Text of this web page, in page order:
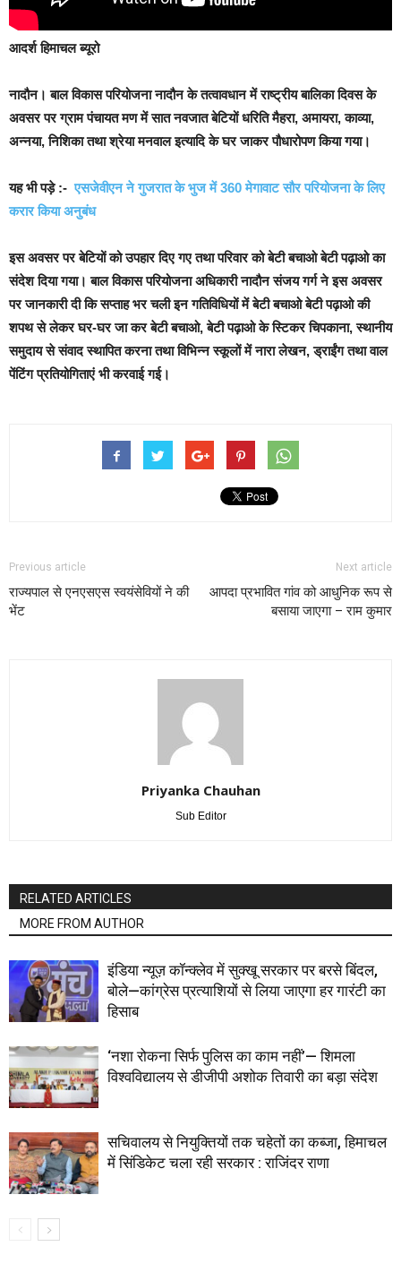
आदर्श हिमाचल ब्यूरो
नादौन। बाल विकास परियोजना नादौन के तत्वावधान में राष्ट्रीय बालिका दिवस के
अवसर पर ग्राम पंचायत मण में सात नवजात बेटियों धरिति मैहरा, अमायरा, काव्या,
अन्नया, निशिका तथा श्रेया मनवाल इत्यादि के घर जाकर पौधारोपण किया गया।
यह भी पड़े :-एसजेवीएन ने गुजरात के भुज में 360 मेगावाट सौर परियोजना के लिए
करार किया अनुबंध
इस अवसर पर बेटियों को उपहार दिए गए तथा परिवार को बेटी बचाओ बेटी पढ़ाओ का
संदेश दिया गया। बाल विकास परियोजना अधिकारी नादौन संजय गर्ग ने इस अवसर
पर जानकारी दी कि सप्ताह भर चली इन गतिविधियों में बेटी बचाओ बेटी पढ़ाओ की
शपथ से लेकर घर-घर जा कर बेटी बचाओ, बेटी पढ़ाओ के स्टिकर चिपकाना, स्थानीय
समुदाय से संवाद स्थापित करना तथा विभिन्न स्कूलों में नारा लेखन, ड्राईंग तथा वाल
पेंटिंग प्रतियोगिताएं भी करवाई गई।
Previous article
राज्यपाल से एनएसएस स्वयंसेवियों ने की
भेंट
Next article
आपदा प्रभावित गांव को आधुनिक रूप से
बसाया जाएगा – राम कुमार
Priyanka Chauhan
Sub Editor
RELATED ARTICLES
MORE FROM AUTHOR
इंडिया न्यूज़ कॉन्क्लेव में सुक्खू सरकार पर बरसे बिंदल,
बोले—कांग्रेस प्रत्याशियों से लिया जाएगा हर गारंटी का
हिसाब
‘नशा रोकना सिर्फ पुलिस का काम नहीं’— शिमला
विश्वविद्यालय से डीजीपी अशोक तिवारी का बड़ा संदेश
सचिवालय से नियुक्तियों तक चहेतों का कब्जा, हिमाचल
में सिंडिकेट चला रही सरकार : राजिंदर राणा